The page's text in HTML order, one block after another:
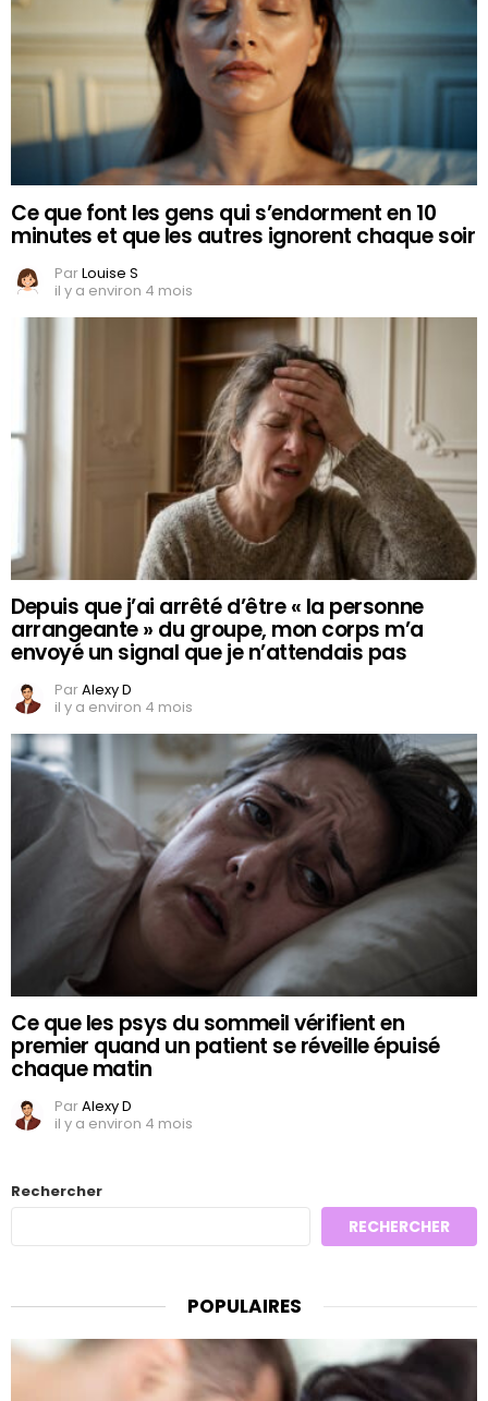
Ce que font les gens qui s’endorment en 10
minutes et que les autres ignorent chaque soir
ParLouise S
il y a environ 4 mois
Depuis que j’ai arrêté d’être « la personne
arrangeante » du groupe, mon corps m’a
envoyé un signal que je n’attendais pas
ParAlexy D
il y a environ 4 mois
Ce que les psys du sommeil vérifient en
premier quand un patient se réveille épuisé
chaque matin
ParAlexy D
il y a environ 4 mois
Rechercher
RECHERCHER
POPULAIRES